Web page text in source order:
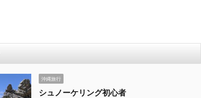
沖縄旅行
シュノーケリング初心者